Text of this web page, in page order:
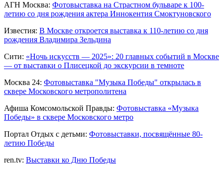
АГН Москва: Фотовыставка на Страстном бульваре к 100-
летию со дня рождения актера Иннокентия Смоктуновского
Известия: В Москве откроется выставка к 110-летию со дня
рождения Владимира Зельдина
Сити: «Ночь искусств — 2025»: 20 главных событий в Москве
— от выставки о Плисецкой до экскурсии в темноте
Москва 24: Фотовыставка "Музыка Победы" открылась в
сквере Московского метрополитена
Афиша Комсомольской Правды: Фотовыставка «Музыка
Победы» в сквере Московского метро
Портал Отдых с детьми: Фотовыставки, посвящённые 80-
летию Победы
ren.tv: Выставки ко Дню Победы